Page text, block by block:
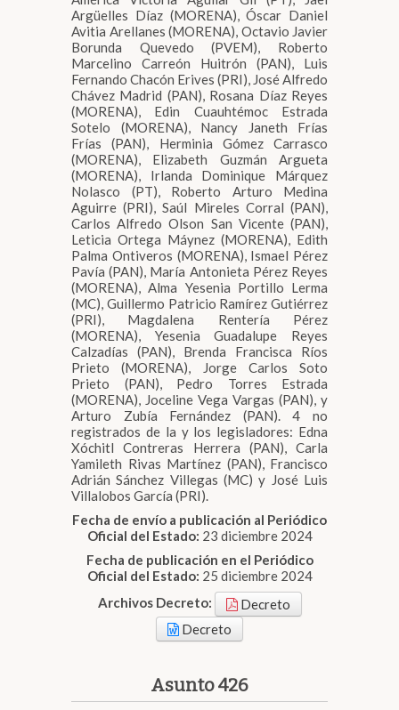
Argüelles Díaz (MORENA), Óscar Daniel
Avitia Arellanes (MORENA), Octavio Javier
Borunda Quevedo (PVEM), Roberto
Marcelino Carreón Huitrón (PAN), Luis
Fernando Chacón Erives (PRI), José Alfredo
Chávez Madrid (PAN), Rosana Díaz Reyes
(MORENA), Edin Cuauhtémoc Estrada
Sotelo (MORENA), Nancy Janeth Frías
Frías (PAN), Herminia Gómez Carrasco
(MORENA), Elizabeth Guzmán Argueta
(MORENA), Irlanda Dominique Márquez
Nolasco (PT), Roberto Arturo Medina
Aguirre (PRI), Saúl Mireles Corral (PAN),
Carlos Alfredo Olson San Vicente (PAN),
Leticia Ortega Máynez (MORENA), Edith
Palma Ontiveros (MORENA), Ismael Pérez
Pavía (PAN), María Antonieta Pérez Reyes
(MORENA), Alma Yesenia Portillo Lerma
(MC), Guillermo Patricio Ramírez Gutiérrez
(PRI), Magdalena Rentería Pérez
(MORENA), Yesenia Guadalupe Reyes
Calzadías (PAN), Brenda Francisca Ríos
Prieto (MORENA), Jorge Carlos Soto
Prieto (PAN), Pedro Torres Estrada
(MORENA), Joceline Vega Vargas (PAN), y
Arturo Zubía Fernández (PAN). 4 no
registrados de la y los legisladores: Edna
Xóchitl Contreras Herrera (PAN), Carla
Yamileth Rivas Martínez (PAN), Francisco
Adrián Sánchez Villegas (MC) y José Luis
Villalobos García (PRI).
Fecha de envío a publicación al Periódico
Oficial del Estado: 23 diciembre 2024
Fecha de publicación en el Periódico
Oficial del Estado: 25 diciembre 2024
Archivos Decreto:
Decreto
Decreto
Asunto 426